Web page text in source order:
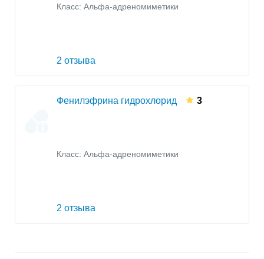
Класс: Альфа-адреномиметики
2 отзыва
Фенилэфрина гидрохлорид 3
Класс: Альфа-адреномиметики
2 отзыва